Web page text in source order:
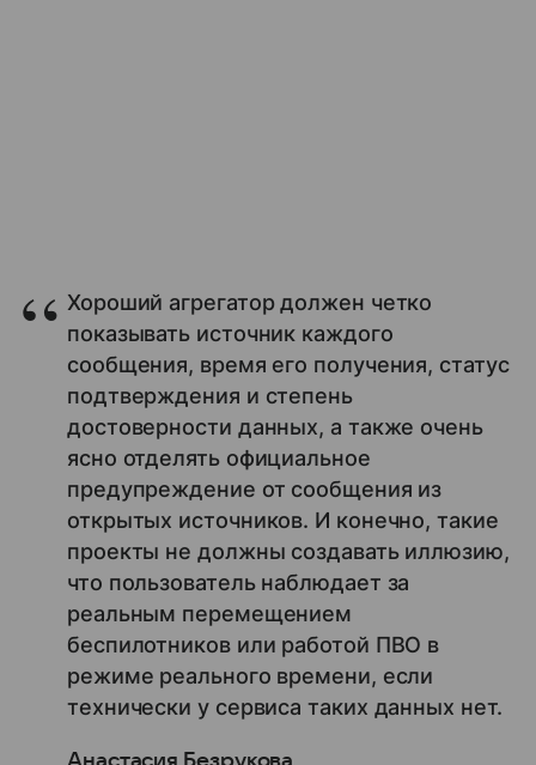
Хороший агрегатор должен четко
показывать источник каждого
сообщения, время его получения, статус
подтверждения и степень
достоверности данных, а также очень
ясно отделять официальное
предупреждение от сообщения из
открытых источников. И конечно, такие
проекты не должны создавать иллюзию,
что пользователь наблюдает за
реальным перемещением
беспилотников или работой ПВО в
режиме реального времени, если
технически у сервиса таких данных нет.
Анастасия Безрукова